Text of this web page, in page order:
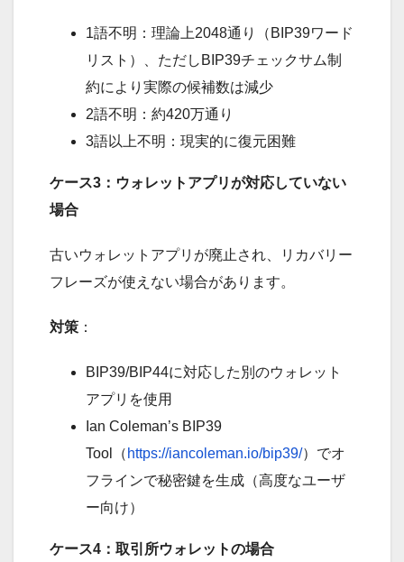
1語不明：理論上2048通り（BIP39ワード
リスト）、ただしBIP39チェックサム制
約により実際の候補数は減少
2語不明：約420万通り
3語以上不明：現実的に復元困難
ケース3：ウォレットアプリが対応していない
場合
古いウォレットアプリが廃止され、リカバリー
フレーズが使えない場合があります。
対策 ：
BIP39/BIP44に対応した別のウォレット
アプリを使用
Ian Coleman’s BIP39
Tool（ https://iancoleman.io/bip39/）でオ
フラインで秘密鍵を生成（高度なユーザ
ー向け）
ケース4：取引所ウォレットの場合